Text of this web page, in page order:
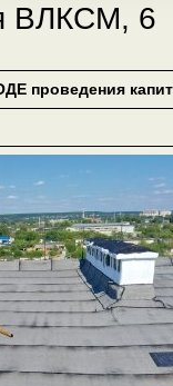
ВЛКСМ, 6
проведения